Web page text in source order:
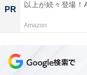
1位：氷見市／93票
PR
以上が続々登場！
Amazon